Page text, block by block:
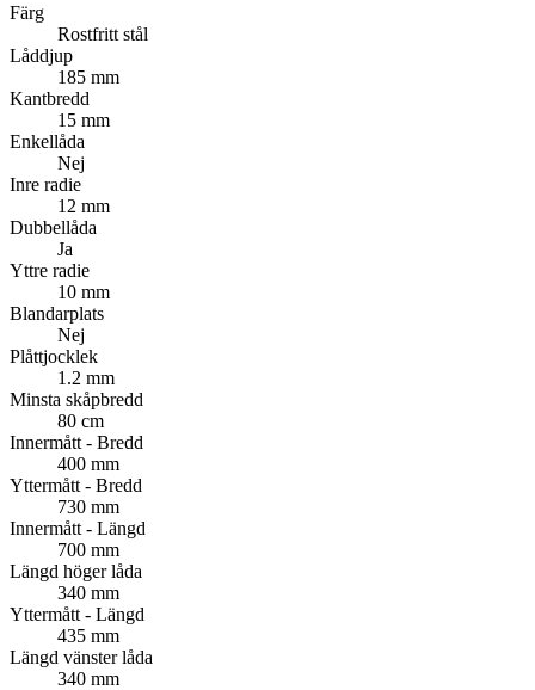
Färg
Rostfritt stål
Låddjup
185 mm
Kantbredd
15 mm
Enkellåda
Nej
Inre radie
12 mm
Dubbellåda
Ja
Yttre radie
10 mm
Blandarplats
Nej
Plåttjocklek
1.2 mm
Minsta skåpbredd
80 cm
Innermått - Bredd
400 mm
Yttermått - Bredd
730 mm
Innermått - Längd
700 mm
Längd höger låda
340 mm
Yttermått - Längd
435 mm
Längd vänster låda
340 mm